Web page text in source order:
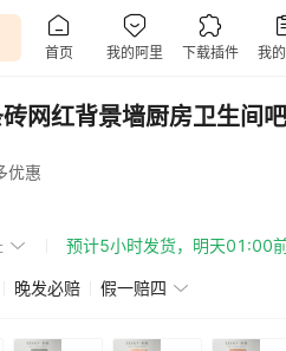
网红背景墙厨房卫生间
优惠
预计5小时发货，明天01:00
晚发必赔 假一赔四